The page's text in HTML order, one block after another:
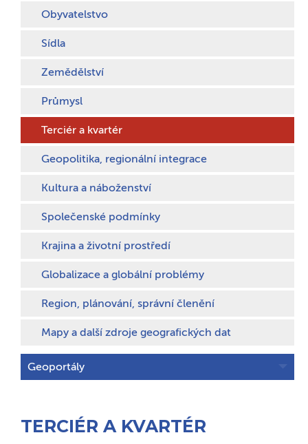
Obyvatelstvo
Sídla
Zemědělství
Průmysl
Terciér a kvartér
Geopolitika, regionální integrace
Kultura a náboženství
Společenské podmínky
Krajina a životní prostředí
Globalizace a globální problémy
Region, plánování, správní členění
Mapy a další zdroje geografických dat
Geoportály
TERCIÉR A KVARTÉR